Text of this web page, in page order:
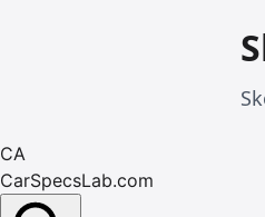
CA
CarSpecsLab.com